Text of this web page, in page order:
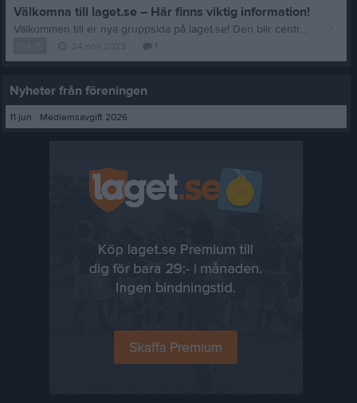
Välkomna till laget.se – Här finns viktig information!
Välkommen till er nya gruppsida på laget.se! Den blir central i all kommunikation mellan aktiva, ledare, föräldrar och andra intresserade. För att komma igång direkt med en bra kommunikation i och omkring gruppen finns ett antal viktiga punkter för sidans administratör: • Logga in och lägga till alla aktiva och ledare under Medlemmar. • Fylla på kalendern med alla inplanerade aktiviteter. Matcher läggs till via Serier medan träningar och andra aktiviteter läggs till via Aktiviteter. • Skriv nyheter löpande och berätta om verksamheten. I takt med att nya nyheter läggs till kommer den här nyhetstexten att försvinna. Om någon i gruppen har frågor om laget.se är man alltid välkommen att kontakta vår support på support@laget.se eller 019-15 44 00. Varmt välkomna till laget.se!
Nyheter från föreningen
11 jun Medlemsavgift 2026